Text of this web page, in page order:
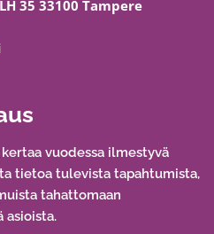
35 33100 Tampere
vuodessa ilmestyvä
tietoa tulevista tapahtumista,
tahattomaan